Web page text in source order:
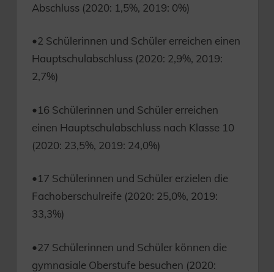
Abschluss (2020: 1,5%, 2019: 0%)
•2 Schülerinnen und Schüler erreichen einen
Hauptschulabschluss (2020: 2,9%, 2019:
2,7%)
•16 Schülerinnen und Schüler erreichen
einen Hauptschulabschluss nach Klasse 10
(2020: 23,5%, 2019: 24,0%)
•17 Schülerinnen und Schüler erzielen die
Fachoberschulreife (2020: 25,0%, 2019:
33,3%)
•27 Schülerinnen und Schüler können die
gymnasiale Oberstufe besuchen (2020: